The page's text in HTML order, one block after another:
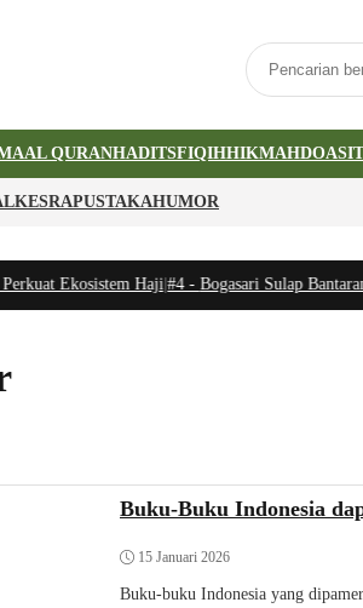
AL QURANHADITSFIQIHHIKMAHDOA
KESRAPUSTAKAHUMOR
Haji|#4 -Bogasari Sulap Bantaran Kali
Buku-Buku Indonesia
15 Januari 2026
Buku-buku Indonesia yang